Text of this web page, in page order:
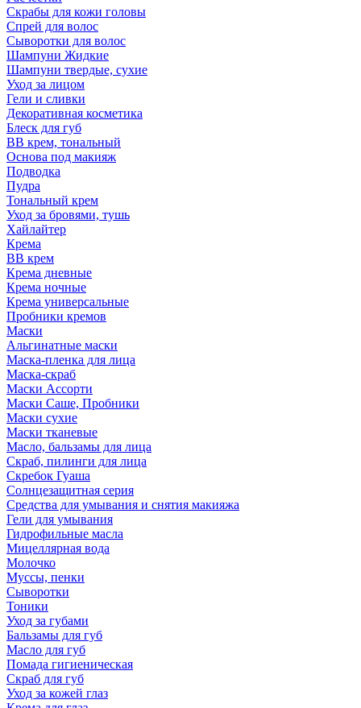
Скрабы для кожи головы
Спрей для волос
Сыворотки для волос
Шампуни Жидкие
Шампуни твердые, сухие
Уход за лицом
Гели и сливки
Декоративная косметика
Блеск для губ
ВВ крем, тональный
Основа под макияж
Подводка
Пудра
Тональный крем
Уход за бровями, тушь
Хайлайтер
Крема
ВВ крем
Крема дневные
Крема ночные
Крема универсальные
Пробники кремов
Маски
Альгинатные маски
Маска-пленка для лица
Маска-скраб
Маски Ассорти
Маски Саше, Пробники
Маски сухие
Маски тканевые
Масло, бальзамы для лица
Скраб, пилинги для лица
Скребок Гуаша
Солнцезащитная серия
Средства для умывания и снятия макияжа
Гели для умывания
Гидрофильные масла
Мицеллярная вода
Молочко
Муссы, пенки
Сыворотки
Тоники
Уход за губами
Бальзамы для губ
Масло для губ
Помада гигиеническая
Скраб для губ
Уход за кожей глаз